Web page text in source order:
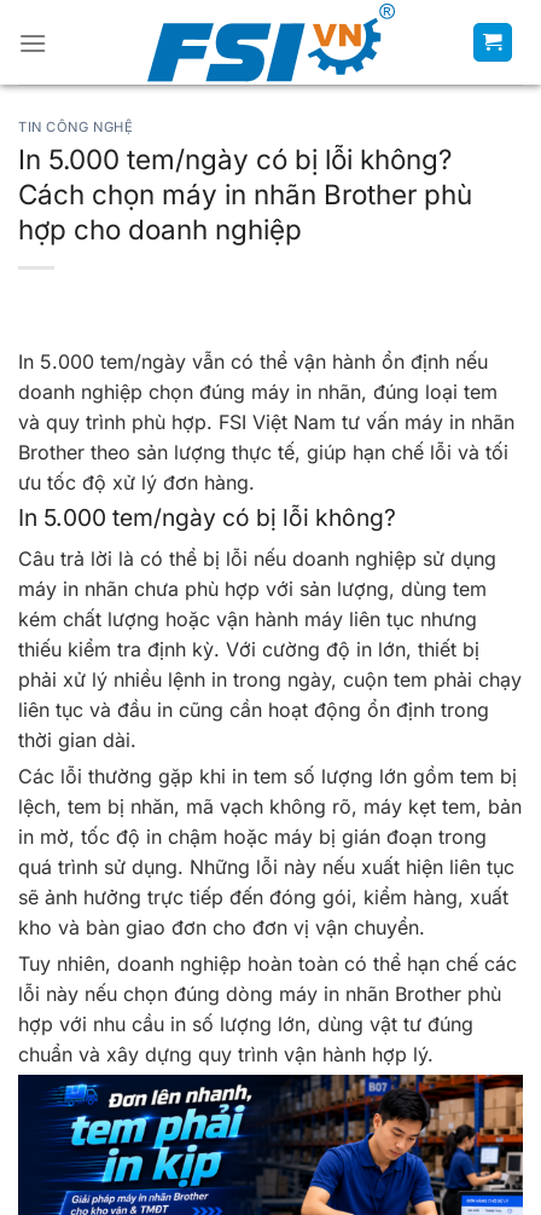
đến
TIN CÔNG NGHỆ
In 5.000 tem/ngày có bị lỗi không?
Cách chọn máy in nhãn Brother phù
hợp cho doanh nghiệp
In 5.000 tem/ngày vẫn có thể vận hành ổn định nếu
doanh nghiệp chọn đúng máy in nhãn, đúng loại tem
và quy trình phù hợp. FSI Việt Nam tư vấn máy in nhãn
Brother theo sản lượng thực tế, giúp hạn chế lỗi và tối
ưu tốc độ xử lý đơn hàng.
In 5.000 tem/ngày có bị lỗi không?
Câu trả lời là có thể bị lỗi nếu doanh nghiệp sử dụng
máy in nhãn chưa phù hợp với sản lượng, dùng tem
kém chất lượng hoặc vận hành máy liên tục nhưng
thiếu kiểm tra định kỳ. Với cường độ in lớn, thiết bị
phải xử lý nhiều lệnh in trong ngày, cuộn tem phải chạy
liên tục và đầu in cũng cần hoạt động ổn định trong
thời gian dài.
Các lỗi thường gặp khi in tem số lượng lớn gồm tem bị
lệch, tem bị nhăn, mã vạch không rõ, máy kẹt tem, bản
in mờ, tốc độ in chậm hoặc máy bị gián đoạn trong
quá trình sử dụng. Những lỗi này nếu xuất hiện liên tục
sẽ ảnh hưởng trực tiếp đến đóng gói, kiểm hàng, xuất
kho và bàn giao đơn cho đơn vị vận chuyển.
Tuy nhiên, doanh nghiệp hoàn toàn có thể hạn chế các
lỗi này nếu chọn đúng dòng máy in nhãn Brother phù
hợp với nhu cầu in số lượng lớn, dùng vật tư đúng
chuẩn và xây dựng quy trình vận hành hợp lý.